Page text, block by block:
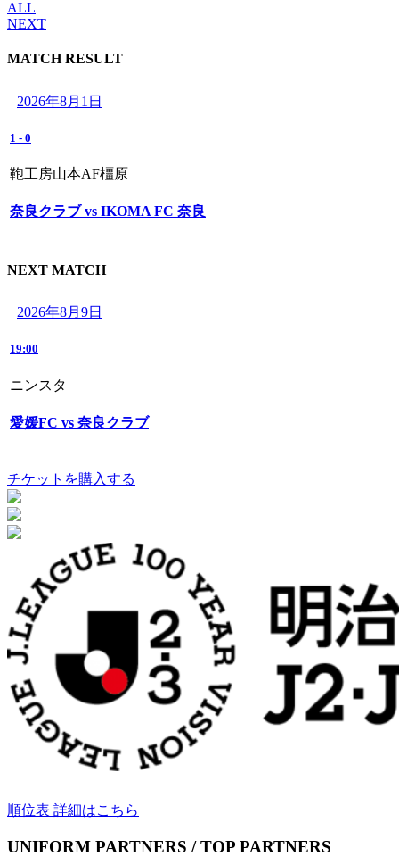
ALL
NEXT
MATCH RESULT
2026年8月1日
1 - 0
鞄工房山本AF橿原
奈良クラブ vs IKOMA FC 奈良
NEXT MATCH
2026年8月9日
19:00
ニンスタ
愛媛FC vs 奈良クラブ
チケットを購入する
順位表 詳細はこちら
UNIFORM PARTNERS / TOP PARTNERS